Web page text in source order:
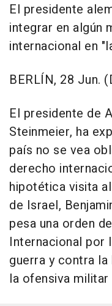
El presidente
integrar en algún
internacional en
BERLÍN, 28 Jun.
El presidente de
Steinmeier, ha
país no se vea
derecho
hipotética visita
de Israel,
pesa una orden
Internacional por
guerra y contra
la ofensiva militar